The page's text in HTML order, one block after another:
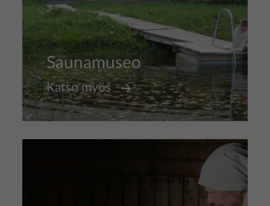
Saunamuseo
Katso myös